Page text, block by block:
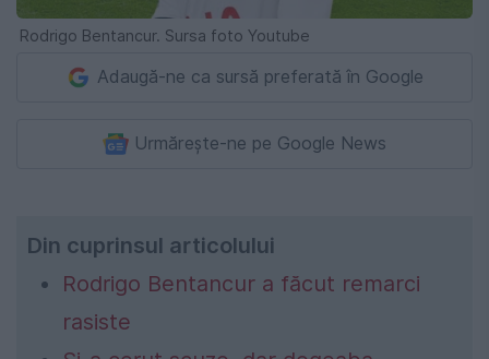
Rodrigo Bentancur. Sursa foto Youtube
Adaugă-ne ca sursă preferată în Google
Urmărește-ne pe Google News
Din cuprinsul articolului
Rodrigo Bentancur a făcut remarci
rasiste